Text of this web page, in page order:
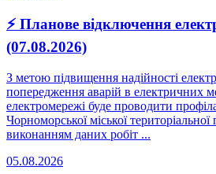
⚡ Планове відключення
(07.08.2026)
З метою підвищення надійності
попередження аварій в електричних
електромережі буде проводити
Чорноморської міської
виконанням даних робіт ...
05.08.2026